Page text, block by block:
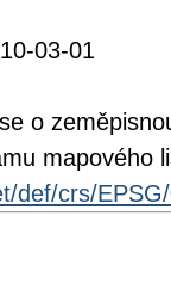
03-01
o
mapového
def/crs/